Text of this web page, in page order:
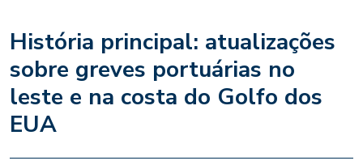
História principal: atualizações
sobre greves portuárias no
leste e na costa do Golfo dos
EUA